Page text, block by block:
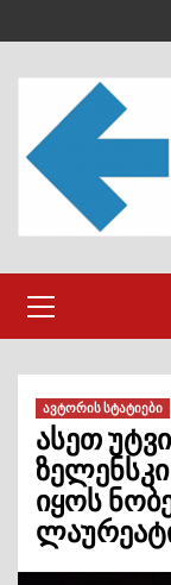
to
content
Menu
ავტორის სტატიები
ასეთ
იყოს